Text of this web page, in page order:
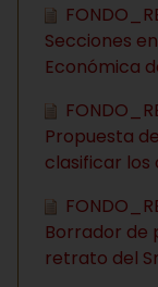
Secciones
Económica
Propuesta
clasificar los
Borrador de
retrato del